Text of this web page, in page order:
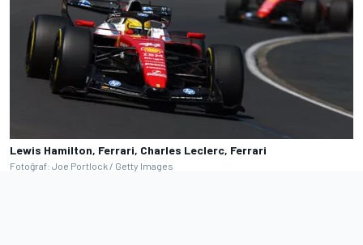
Lewis Hamilton, Ferrari, Charles Leclerc, Ferrari
Fotoğraf: Joe Portlock / Getty Images